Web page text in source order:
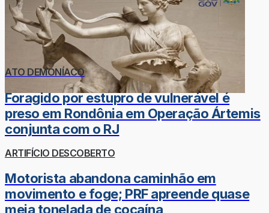
ATO DEMONÍACO
Foragido por estupro de vulnerável é
preso em Rondônia em Operação Ártemis
conjunta com o RJ
ARTIFÍCIO DESCOBERTO
Motorista abandona caminhão em
movimento e foge; PRF apreende quase
meia tonelada de cocaína